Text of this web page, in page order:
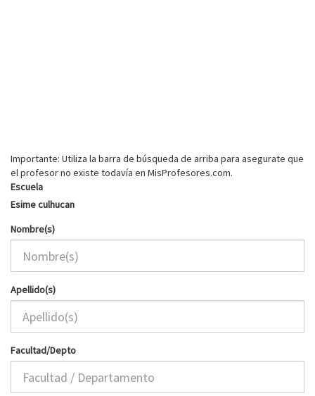
Importante: Utiliza la barra de búsqueda de arriba para asegurate que
el profesor no existe todavía en MisProfesores.com.
Escuela
Esime culhucan
Nombre(s)
Apellido(s)
Facultad/Depto